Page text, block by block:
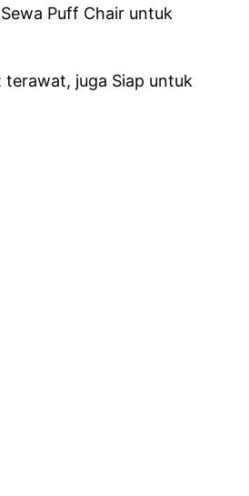
Puff Chair untuk
juga Siap untuk